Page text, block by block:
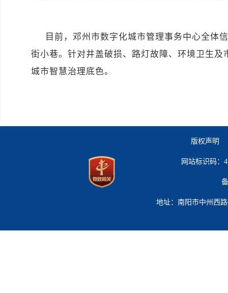
目前，邓州市数字化城市管理事务中心全体
街小巷。针对井盖破损、路灯故障、环境卫生
城市智慧治理底色。
版权声明
网站标识码
地址：南阳市中州西